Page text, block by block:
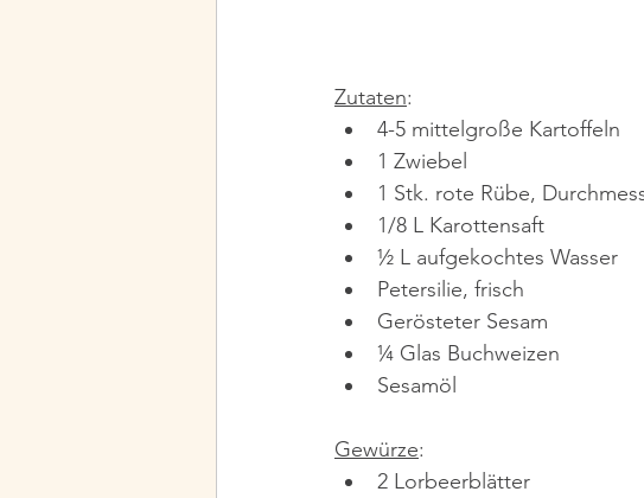
Zutaten:
4-5 mittelgroße Kartoffeln
1 Zwiebel
1 Stk. rote Rübe,
1/8 L Karottensaft
½ L aufgekochtes Wasser
Petersilie, frisch
Gerösteter Sesam
¼ Glas Buchweizen
Sesamöl
Gewürze:
2 Lorbeerblätter